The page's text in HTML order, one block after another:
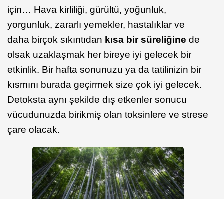
için… Hava kirliliği, gürültü, yoğunluk,
yorgunluk, zararlı yemekler, hastalıklar ve
daha birçok sıkıntıdan kısa bir süreliğine de
olsak uzaklaşmak her bireye iyi gelecek bir
etkinlik. Bir hafta sonunuzu ya da tatilinizin bir
kısmını burada geçirmek size çok iyi gelecek.
Detoksta aynı şekilde dış etkenler sonucu
vücudunuzda birikmiş olan toksinlere ve strese
çare olacak.